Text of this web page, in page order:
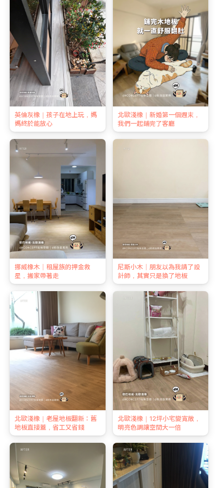
英倫灰橡｜孩子在地上玩，媽
媽終於能放心
北歐淺橡｜新婚第一個週末，
我們一起鋪完了客廳
挪威橡木｜租屋族的押金救
星，搬家帶著走
尼斯小木｜朋友以為我請了設
計師，其實只是換了地板
北歐淺橡｜老屋地板翻新：舊
地板直接蓋，省工又省錢
北歐淺橡｜12坪小宅變寬敞，
明亮色調讓空間大一倍